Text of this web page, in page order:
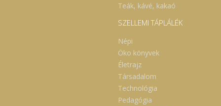
Teák, kávé, kakaó
SZELLEMI TÁPLÁLÉK
Népi
Öko könyvek
Életrajz
Társadalom
Technológia
Pedagógia